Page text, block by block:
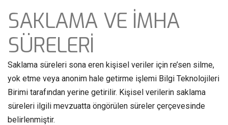
SAKLAMA VE İMHA
SÜRELERİ
Saklama süreleri sona eren kişisel veriler için re’sen silme,
yok etme veya anonim hale getirme işlemi Bilgi Teknolojileri
Birimi tarafından yerine getirilir. Kişisel verilerin saklama
süreleri ilgili mevzuatta öngörülen süreler çerçevesinde
belirlenmiştir.